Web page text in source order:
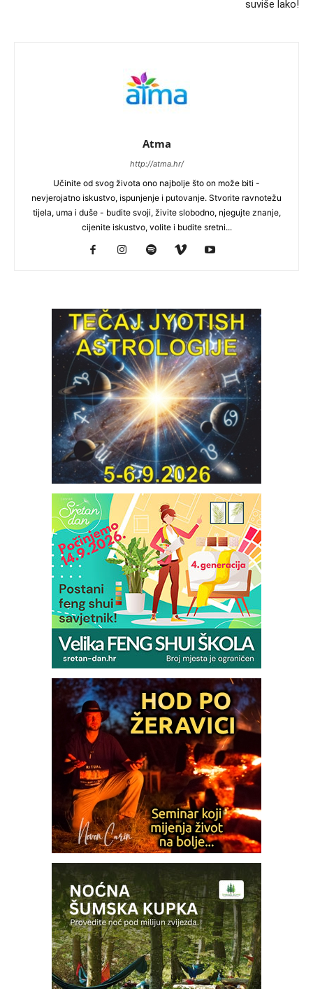
suviše lako!
Atma
http://atma.hr/
Učinite od svog života ono najbolje što on može biti -
nevjerojatno iskustvo, ispunjenje i putovanje. Stvorite ravnotežu
tijela, uma i duše - budite svoji, živite slobodno, njegujte znanje,
cijenite iskustvo, volite i budite sretni...